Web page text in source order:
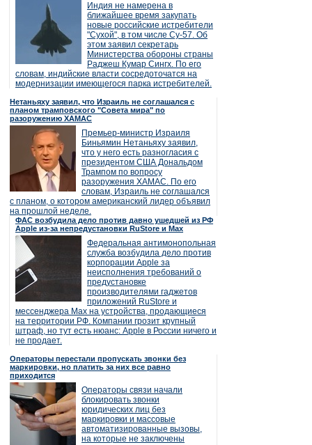
Индия не намерена в
ближайшее время закупать
новые российские истребители
"Сухой", в том числе Су-57. Об
этом заявил секретарь
Министерства обороны страны
Раджеш Кумар Сингх. По его
словам, индийские власти сосредоточатся на
модернизации имеющегося парка истребителей.
Нетаньяху заявил, что Израиль не соглашался с
планом трамповского "Совета мира" по
разоружению ХАМАС
Премьер-министр Израиля
Биньямин Нетаньяху заявил,
что у него есть разногласия с
президентом США Дональдом
Трампом по вопросу
разоружения ХАМАС. По его
словам, Израиль не соглашался
с планом, о котором американский лидер объявил
на прошлой неделе.
ФАС возбудила дело против давно ушедшей из РФ
Apple из-за непредустановки RuStore и Max
Федеральная антимонопольная
служба возбудила дело против
корпорации Apple за
неисполнения требований о
предустановке
производителями гаджетов
приложений RuStore и
мессенджера Max на устройства, продающиеся
на территории РФ. Компании грозит крупный
штраф, но тут есть нюанс: Apple в России ничего и
не продает.
Операторы перестали пропускать звонки без
маркировки, но платить за них все равно
приходится
Операторы связи начали
блокировать звонки
юридических лиц без
маркировки и массовые
автоматизированные вызовы,
на которые не заключены